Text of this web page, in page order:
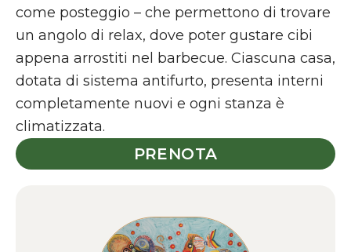
come posteggio – che permettono di trovare
un angolo di relax, dove poter gustare cibi
appena arrostiti nel barbecue. Ciascuna casa,
dotata di sistema antifurto, presenta interni
completamente nuovi e ogni stanza è
climatizzata.
PRENOTA